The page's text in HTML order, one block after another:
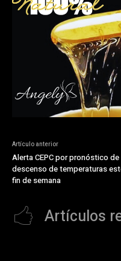
Artículo anterior
Alerta CEPC por pronóstico de
descenso de temperaturas
fin de semana
Artículos